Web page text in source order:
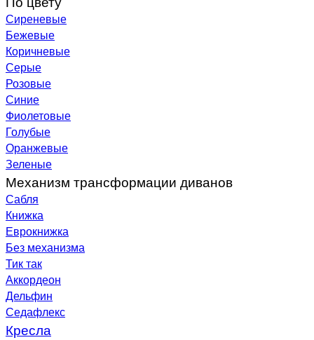
Сиреневые
Бежевые
Коричневые
Серые
Розовые
Синие
Фиолетовые
Голубые
Оранжевые
Зеленые
Механизм трансформации диванов
Сабля
Книжка
Еврокнижка
Без механизма
Тик так
Аккордеон
Дельфин
Седафлекс
Кресла